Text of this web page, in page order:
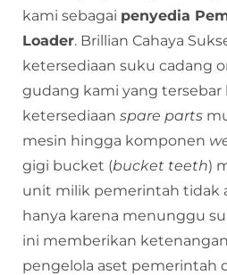
kami sebagai penyedia
Loader. Brillian Cahaya
ketersediaan suku cadang
gudang kami yang tersebar
ketersediaan spare parts
mesin hingga komponen
gigi bucket (bucket teeth)
unit milik pemerintah tidak
hanya karena menunggu
ini memberikan
pengelola aset pemerintah